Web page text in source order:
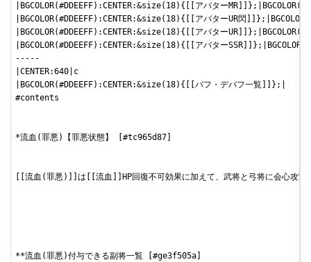
|BGCOLOR(#DDEEFF):CENTER:&size(18){[[アバター
|BGCOLOR(#DDEEFF):CENTER:&size(18){[[アバターUR閃
|BGCOLOR(#DDEEFF):CENTER:&size(18){[[アバター
|BGCOLOR(#DDEEFF):CENTER:&size(18){[[アバター
-----
|CENTER:640|c
|BGCOLOR(#DDEEFF):CENTER:&size(18){[[バフ・デバフ一覧]]};|
#contents
*流血(罪悪)【罪悪状態】 [#tc965d87]
[[流血(罪悪)]]は[[流血]]HP回復不可効果に加えて、武将と弓将に会心攻撃
**流血(罪悪)付与できる副将一覧 [#ge3f505a]